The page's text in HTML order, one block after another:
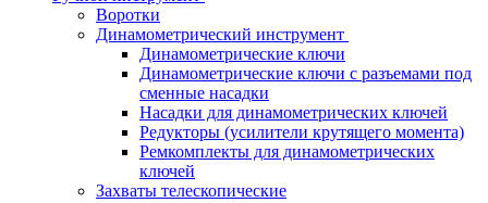
Воротки
Динамометрический инструмент
Динамометрические ключи
Динамометрические ключи с разъемами под
сменные насадки
Насадки для динамометрических ключей
Редукторы (усилители крутящего момента)
Ремкомплекты для динамометрических
ключей
Захваты телескопические